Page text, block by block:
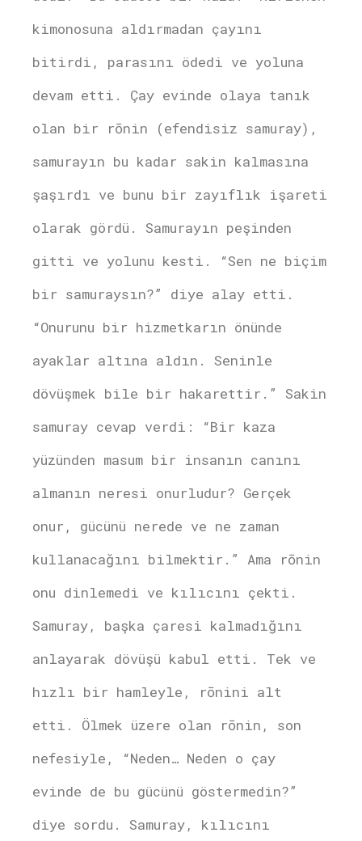
kimonosuna aldırmadan çayını
bitirdi, parasını ödedi ve yoluna
devam etti. Çay evinde olaya tanık
olan bir rōnin (efendisiz samuray),
samurayın bu kadar sakin kalmasına
şaşırdı ve bunu bir zayıflık işareti
olarak gördü. Samurayın peşinden
gitti ve yolunu kesti. “Sen ne biçim
bir samuraysın?” diye alay etti.
“Onurunu bir hizmetkarın önünde
ayaklar altına aldın. Seninle
dövüşmek bile bir hakarettir.” Sakin
samuray cevap verdi: “Bir kaza
yüzünden masum bir insanın canını
almanın neresi onurludur? Gerçek
onur, gücünü nerede ve ne zaman
kullanacağını bilmektir.” Ama rōnin
onu dinlemedi ve kılıcını çekti.
Samuray, başka çaresi kalmadığını
anlayarak dövüşü kabul etti. Tek ve
hızlı bir hamleyle, rōnini alt
etti. Ölmek üzere olan rōnin, son
nefesiyle, “Neden… Neden o çay
evinde de bu gücünü göstermedin?”
diye sordu. Samuray, kılıcını